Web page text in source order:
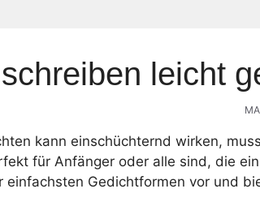
leicht
kann einschüchternd wirken,
für Anfänger oder alle sind, die
einfachsten Gedichtformen vor und